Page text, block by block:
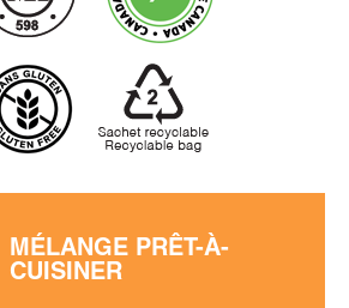
MÉLANGE PRÊT-À-
CUISINER